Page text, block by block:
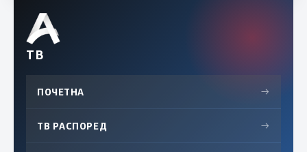
ТВ
ПОЧЕТНА →
ТВ РАСПОРЕД →